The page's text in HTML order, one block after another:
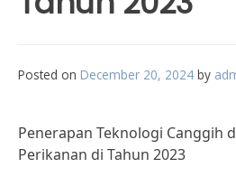
Posted on December 20, 2024 by
Penerapan Teknologi Canggih
Perikanan di Tahun 2023